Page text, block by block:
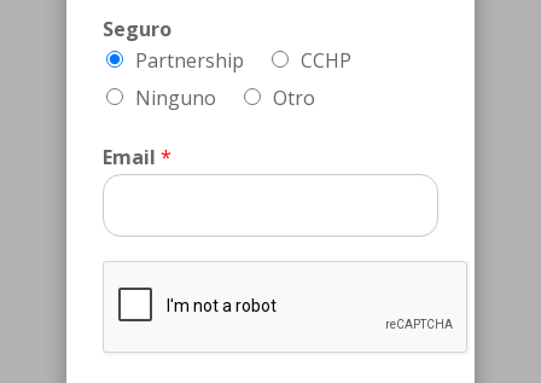
Seguro
Partnership
CCHP
Ninguno
Otro
Email *